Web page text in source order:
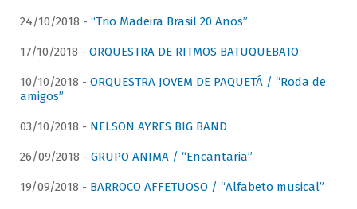
24/10/2018 - “Trio Madeira Brasil 20 Anos”
17/10/2018 - ORQUESTRA DE RITMOS BATUQUEBATO
10/10/2018 - ORQUESTRA JOVEM DE PAQUETÁ / “Roda de
amigos”
03/10/2018 - NELSON AYRES BIG BAND
26/09/2018 - GRUPO ANIMA / “Encantaria”
19/09/2018 - BARROCO AFFETUOSO / “Alfabeto musical”